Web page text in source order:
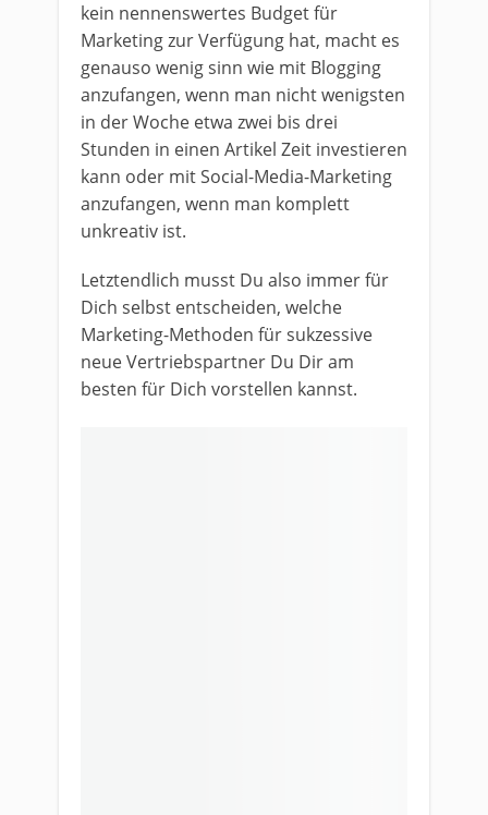
kein nennenswertes Budget für
Marketing zur Verfügung hat, macht es
genauso wenig sinn wie mit Blogging
anzufangen, wenn man nicht wenigsten
in der Woche etwa zwei bis drei
Stunden in einen Artikel Zeit investieren
kann oder mit Social-Media-Marketing
anzufangen, wenn man komplett
unkreativ ist.
Letztendlich musst Du also immer für
Dich selbst entscheiden, welche
Marketing-Methoden für sukzessive
neue Vertriebspartner Du Dir am
besten für Dich vorstellen kannst.